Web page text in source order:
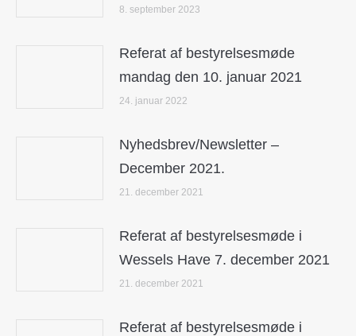
8. september 2023
Referat af bestyrelsesmøde
mandag den 10. januar 2021
24. januar 2022
Nyhedsbrev/Newsletter –
December 2021.
21. december 2021
Referat af bestyrelsesmøde i
Wessels Have 7. december 2021
21. december 2021
Referat af bestyrelsesmøde i